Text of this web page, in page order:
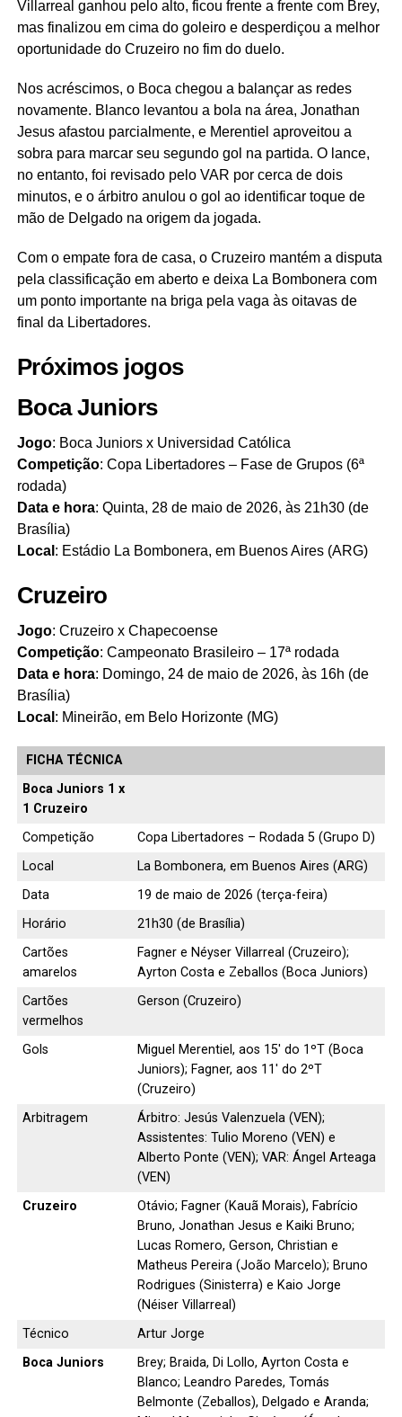
Villarreal ganhou pelo alto, ficou frente a frente com Brey,
mas finalizou em cima do goleiro e desperdiçou a melhor
oportunidade do Cruzeiro no fim do duelo.
Nos acréscimos, o Boca chegou a balançar as redes
novamente. Blanco levantou a bola na área, Jonathan
Jesus afastou parcialmente, e Merentiel aproveitou a
sobra para marcar seu segundo gol na partida. O lance,
no entanto, foi revisado pelo VAR por cerca de dois
minutos, e o árbitro anulou o gol ao identificar toque de
mão de Delgado na origem da jogada.
Com o empate fora de casa, o Cruzeiro mantém a disputa
pela classificação em aberto e deixa La Bombonera com
um ponto importante na briga pela vaga às oitavas de
final da Libertadores.
Próximos jogos
Boca Juniors
Jogo: Boca Juniors x Universidad Católica
Competição: Copa Libertadores – Fase de Grupos (6ª
rodada)
Data e hora: Quinta, 28 de maio de 2026, às 21h30 (de
Brasília)
Local : Estádio La Bombonera, em Buenos Aires (ARG)
Cruzeiro
Jogo: Cruzeiro x Chapecoense
Competição: Campeonato Brasileiro – 17ª rodada
Data e hora: Domingo, 24 de maio de 2026, às 16h (de
Brasília)
Local : Mineirão, em Belo Horizonte (MG)
FICHA TÉCNICA
Boca Juniors 1 x
1 Cruzeiro
Competição
Copa Libertadores – Rodada 5 (Grupo D)
Local
La Bombonera, em Buenos Aires (ARG)
Data
19 de maio de 2026 (terça-feira)
Horário
21h30 (de Brasília)
Cartões
amarelos
Fagner e Néyser Villarreal (Cruzeiro);
Ayrton Costa e Zeballos (Boca Juniors)
Cartões
vermelhos
Gerson (Cruzeiro)
Gols
Miguel Merentiel, aos 15′ do 1ºT (Boca
Juniors); Fagner, aos 11′ do 2ºT
(Cruzeiro)
Arbitragem
Árbitro: Jesús Valenzuela (VEN);
Assistentes: Tulio Moreno (VEN) e
Alberto Ponte (VEN); VAR: Ángel Arteaga
(VEN)
Cruzeiro
Otávio; Fagner (Kauã Morais), Fabrício
Bruno, Jonathan Jesus e Kaiki Bruno;
Lucas Romero, Gerson, Christian e
Matheus Pereira (João Marcelo); Bruno
Rodrigues (Sinisterra) e Kaio Jorge
(Néiser Villarreal)
Técnico
Artur Jorge
Boca Juniors
Brey; Braida, Di Lollo, Ayrton Costa e
Blanco; Leandro Paredes, Tomás
Belmonte (Zeballos), Delgado e Aranda;